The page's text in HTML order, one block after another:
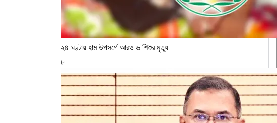
২৪ ঘণ্টায় হাম উপসর্গে আরও ৬ শিশুর মৃত্যু
৮